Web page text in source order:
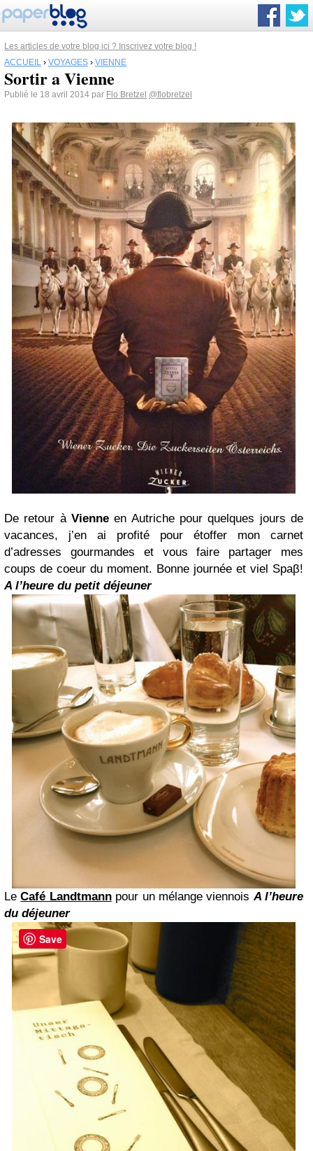
Les articles de votre blog ici ? Inscrivez votre blog !
ACCUEIL › VOYAGES › VIENNE
Sortir a Vienne
Publié le 18 avril 2014 par Flo Bretzel @flobretzel
De retour à Vienne en Autriche pour quelques jours de
vacances, j’en ai profité pour étoffer mon carnet
d’adresses gourmandes et vous faire partager mes
coups de coeur du moment. Bonne journée et viel Spaβ!
A l’heure du petit déjeuner
LeCafé Landtmannpour un mélange viennois A l’heure
du déjeuner
Save